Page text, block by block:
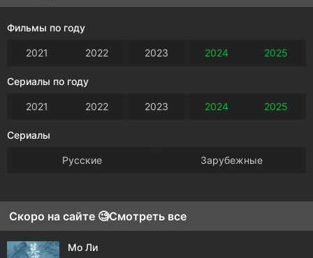
Фильмы по году
2021 2022 2023 2024 2025
Сериалы по году
2021 2022 2023 2024 2025
Сериалы
Русские Зарубежные
Скоро на сайте 🧐Смотреть все
Мо Ли